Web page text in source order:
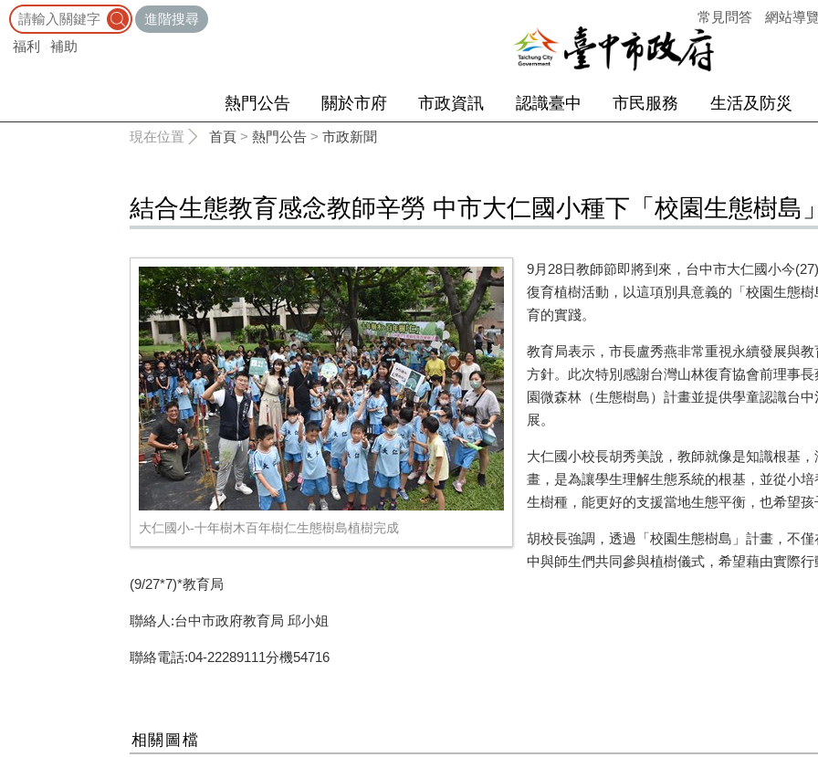
進階搜尋
福利
補助
常見問答 網站導
熱門公告 關於市府 市政資訊 認識臺中 市民服務 生活及防災
現在位置 首頁 > 熱門公告 > 市政新聞
結合生態教育感念教師辛勞 中市大仁國小種下「校園生態樹島
大仁國小-十年樹木百年樹仁生態樹島植樹完成
9月28日教師節即將到來，台中市大仁國小今
復育植樹活動，以這項別具意義的「校園生態
育的實踐。
教育局表示，市長盧秀燕非常重視永續發展與
方針。此次特別感謝台灣山林復育協會前理事
園微森林（生態樹島）計畫並提供學童認識台
展。
大仁國小校長胡秀美說，教師就像是知識根基
畫，是為讓學生理解生態系統的根基，並從小
生樹種，能更好的支援當地生態平衡，也希望
胡校長強調，透過「校園生態樹島」計畫，不
中與師生們共同參與植樹儀式，希望藉由實際
(9/27*7)*教育局
聯絡人:台中市政府教育局 邱小姐
聯絡電話:04-22289111分機54716
相關圖檔